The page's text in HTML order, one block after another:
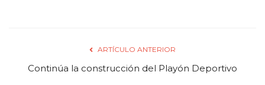
ARTÍCULO ANTERIOR
Continúa la construcción del Playón Deportivo